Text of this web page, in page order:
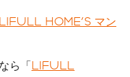
LIFULL HOME'S マン
ら「LIFULL